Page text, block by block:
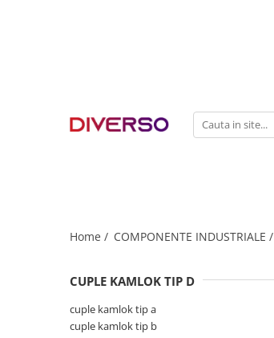
MULTIMATERIAL
Home / COMPONENTE INDUSTRIALE /
CUPLE KAMLOK TIP D
cuple kamlok tip a
cuple kamlok tip b